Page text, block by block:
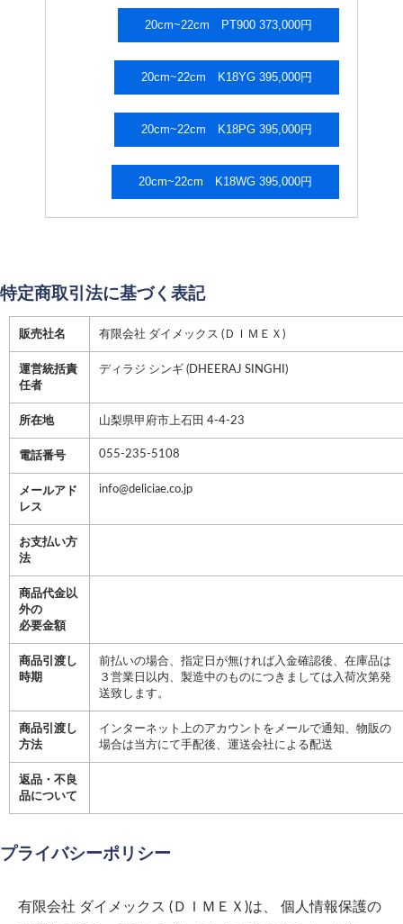
20cm~22cm PT900 373,000円
20cm~22cm K18YG 395,000円
20cm~22cm K18PG 395,000円
20cm~22cm K18WG 395,000円
特定商取引法に基づく表記
販売社名 有限会社 ダイメックス (ＤＩＭＥＸ)
運営統括責
任者
ディラジ シンギ (DHEERAJ SINGHI)
所在地 山梨県甲府市上石田 4-4-23
電話番号 055-235-5108
メールアド
レス
info@deliciae.co.jp
お支払い方
法
商品代金以
外の
必要金額
商品引渡し
時期
前払いの場合、指定日が無ければ入金確認後、在庫品は
３営業日以内、製造中のものにつきましては入荷次第発
送致します。
商品引渡し
方法
インターネット上のアカウントをメールで通知、物販の
場合は当方にて手配後、運送会社による配送
返品・不良
品について
プライバシーポリシー
有限会社 ダイメックス (ＤＩＭＥＸ)は、 個人情報保護の